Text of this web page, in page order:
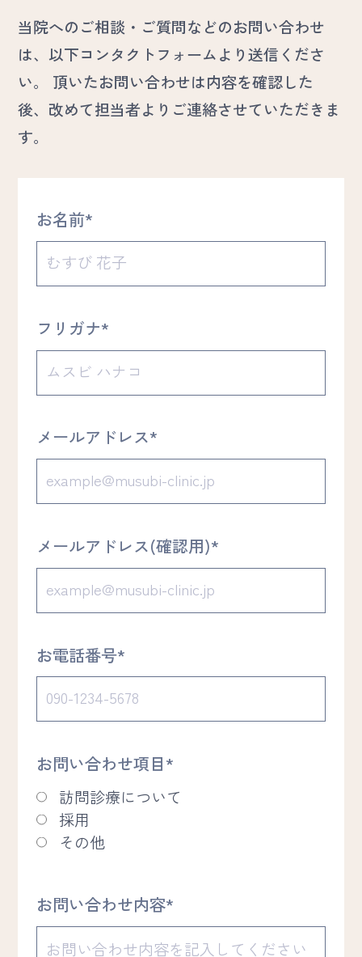
当院へのご相談・ご質問などのお問い合わせ
は、以下コンタクトフォームより送信くださ
い。 頂いたお問い合わせは内容を確認した
後、改めて担当者よりご連絡させていただきま
す。
お名前*
フリガナ*
メールアドレス*
メールアドレス(確認用)*
お電話番号*
お問い合わせ項目*
訪問診療について
採用
その他
お問い合わせ内容*